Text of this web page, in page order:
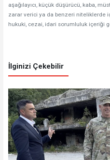
aşağılayıcı, küçük düşürücü, kaba,
zarar verici ya da benzeri niteliklerde
hukuki, cezai, idari sorumluluk içeriği
İlginizi Çekebilir